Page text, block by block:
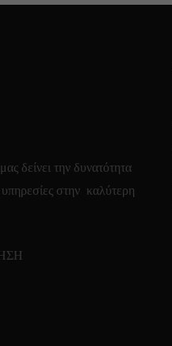
δείνει την δυνατότητα
στην καλύτερη